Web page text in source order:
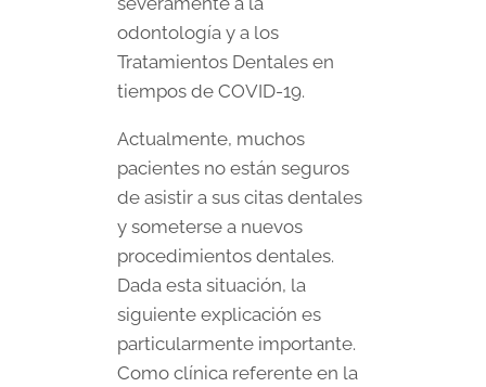
odontología y a los
Tratamientos Dentales en
tiempos de COVID-19.
Actualmente, muchos
pacientes no están seguros
de asistir a sus citas dentales
y someterse a nuevos
procedimientos dentales.
Dada esta situación, la
siguiente explicación es
particularmente importante.
Como clínica referente en la